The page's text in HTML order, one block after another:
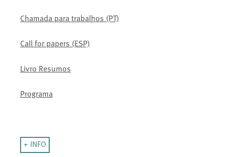
Chamada para trabalhos (PT)
Call for papers (ESP)
Livro Resumos
Programa
+ INFO